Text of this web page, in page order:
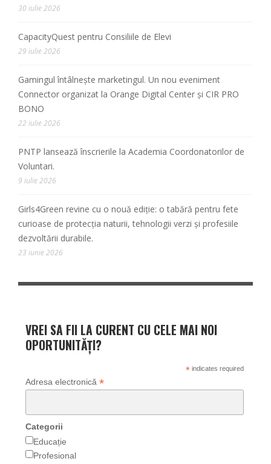
30 iulie 2026
CapacityQuest pentru Consiliile de Elevi
29 iulie 2026
Gamingul întâlnește marketingul. Un nou eveniment
Connector organizat la Orange Digital Center și CIR PRO
BONO
22 iulie 2026
PNTP lansează înscrierile la Academia Coordonatorilor de
Voluntari.
9 iulie 2026
Girls4Green revine cu o nouă ediție: o tabără pentru fete
curioase de protecția naturii, tehnologii verzi și profesiile
dezvoltării durabile.
23 iunie 2026
VREI SA FII LA CURENT CU CELE MAI NOI
OPORTUNITĂȚI?
*indicates required
Adresa electronică *
Categorii
Educație
Profesional